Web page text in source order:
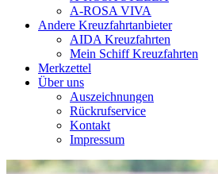
A-ROSA VIVA
Andere Kreuzfahrtanbieter
AIDA Kreuzfahrten
Mein Schiff Kreuzfahrten
Merkzettel
Über uns
Auszeichnungen
Rückrufservice
Kontakt
Impressum